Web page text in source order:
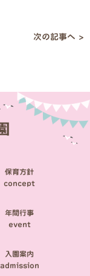
次の記事へ >
保育方針
concept
年間行事
event
入園案内
admission